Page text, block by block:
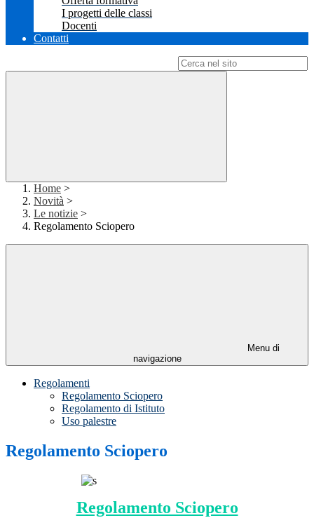
I progetti delle classi
Docenti
Contatti
Home >
Novità >
Le notizie >
Regolamento Sciopero
Menu di
navigazione
Regolamenti
Regolamento Sciopero
Regolamento di Istituto
Uso palestre
Regolamento Sciopero
Regolamento Sciopero